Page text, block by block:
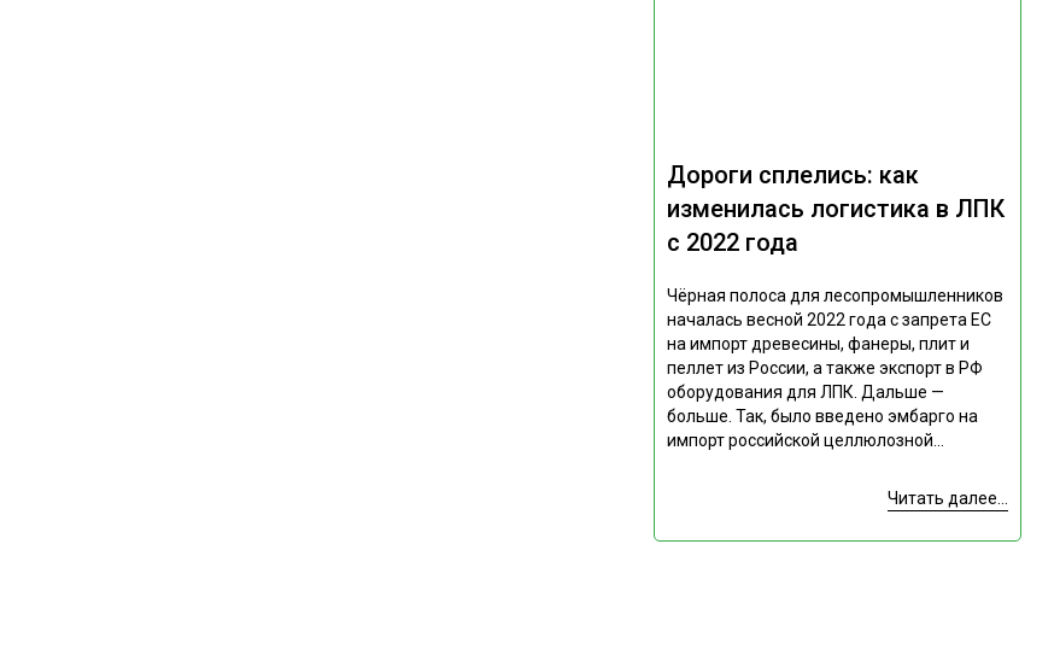
Дороги сплелись: как
изменилась логистика в ЛПК
с 2022 года
Чёрная полоса для лесопромышленников
началась весной 2022 года с запрета ЕС
на импорт древесины, фанеры, плит и
пеллет из России, а также экспорт в РФ
оборудования для ЛПК. Дальше —
больше. Так, было введено эмбарго на
импорт российской целлюлозной...
Читать далее...